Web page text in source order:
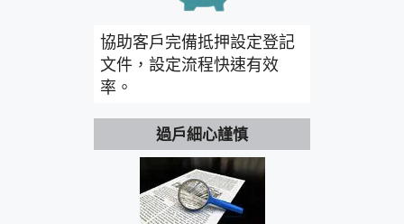
協助客戶完備抵押設定登記
文件，設定流程快速有效
率。
過戶細心謹慎